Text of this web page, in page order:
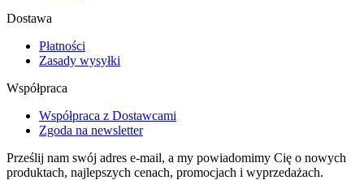
Dostawa
Płatności
Zasady wysyłki
Współpraca
Współpraca z Dostawcami
Zgoda na newsletter
Prześlij nam swój adres e-mail, a my powiadomimy Cię o nowych
produktach, najlepszych cenach, promocjach i wyprzedażach.